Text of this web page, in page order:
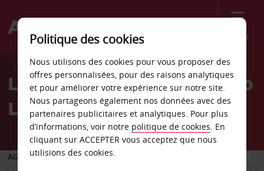
Menu
Welcome
AvisLocation de voiture Kuopio
Laakkonen
AGENCE DE DÉPART
Politique des cookies
Nous utilisons des cookies pour vous proposer des
offres personnalisées, pour des raisons analytiques
et pour améliorer votre expérience sur notre site.
Nous partageons également nos données avec des
partenaires publicitaires et analytiques. Pour plus
d’informations, voir notre politique de cookies. En
cliquant sur ACCEPTER vous acceptez que nous
utilisions des cookies.